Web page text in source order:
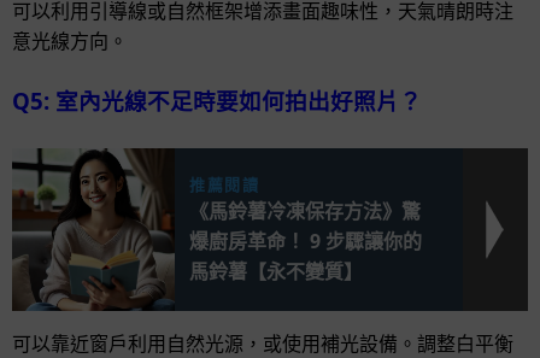
可以利用引導線或自然框架增添畫面趣味性，天氣晴朗時注
意光線方向。
Q5: 室內光線不足時要如何拍出好照片？
推薦閱讀
《馬鈴薯冷凍保存方法》驚
爆廚房革命！ 9 步驟讓你的
馬鈴薯【永不變質】
可以靠近窗戶利用自然光源，或使用補光設備。調整白平衡